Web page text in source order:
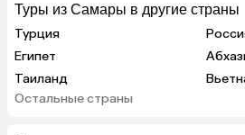
Туры из Самары в другие страны
Турция
Египет
Таиланд
ОАЭ
Остальные страны